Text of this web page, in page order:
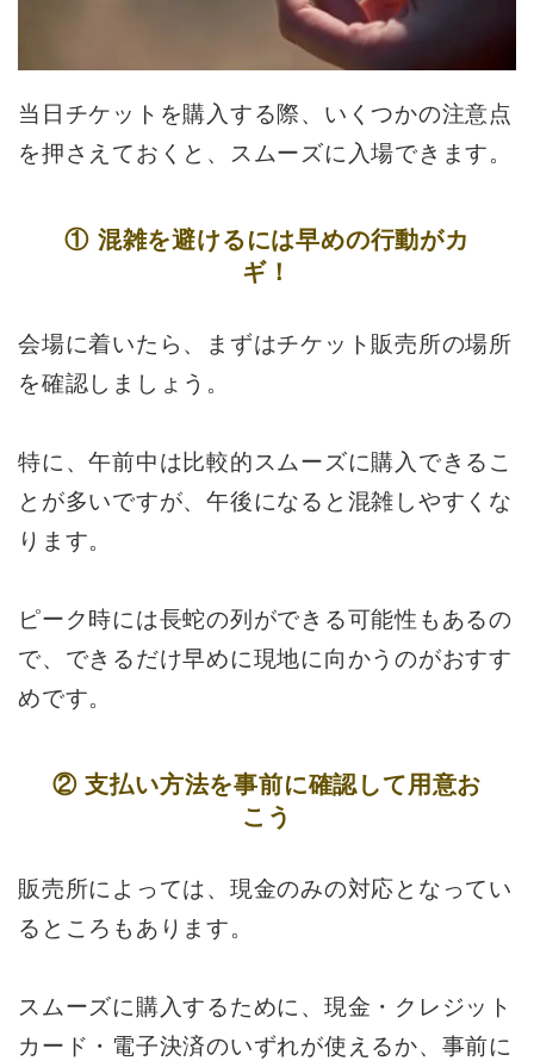
当日チケットを購入する際、いくつかの注意点
を押さえておくと、スムーズに入場できます。
① 混雑を避けるには早めの行動がカ
ギ！
会場に着いたら、まずはチケット販売所の場所
を確認しましょう。
特に、午前中は比較的スムーズに購入できるこ
とが多いですが、午後になると混雑しやすくな
ります。
ピーク時には長蛇の列ができる可能性もあるの
で、できるだけ早めに現地に向かうのがおすす
めです。
② 支払い方法を事前に確認して用意お
こう
販売所によっては、現金のみの対応となってい
るところもあります。
スムーズに購入するために、現金・クレジット
カード・電子決済のいずれが使えるか、事前に